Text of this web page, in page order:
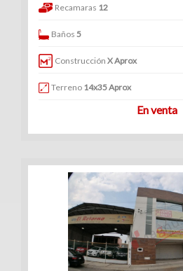
Recamaras 12
Baños5
Construcción X Aprox
Terreno 14x35 Aprox
En venta